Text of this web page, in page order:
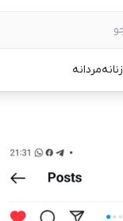
زنانهمردانه